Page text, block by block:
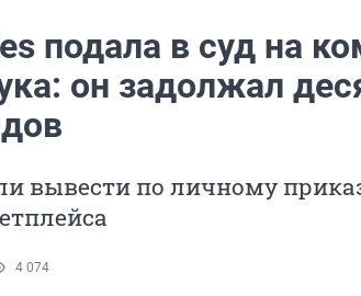
подала в суд на
он задолжал
вывести по личному
4 074